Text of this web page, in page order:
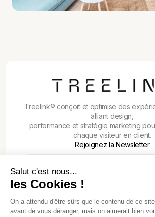
Treelink® conçoit et optimise des
alliant design,
performance et stratégie marketing
chaque visiteur en client.
Rejoignez la Newsletter